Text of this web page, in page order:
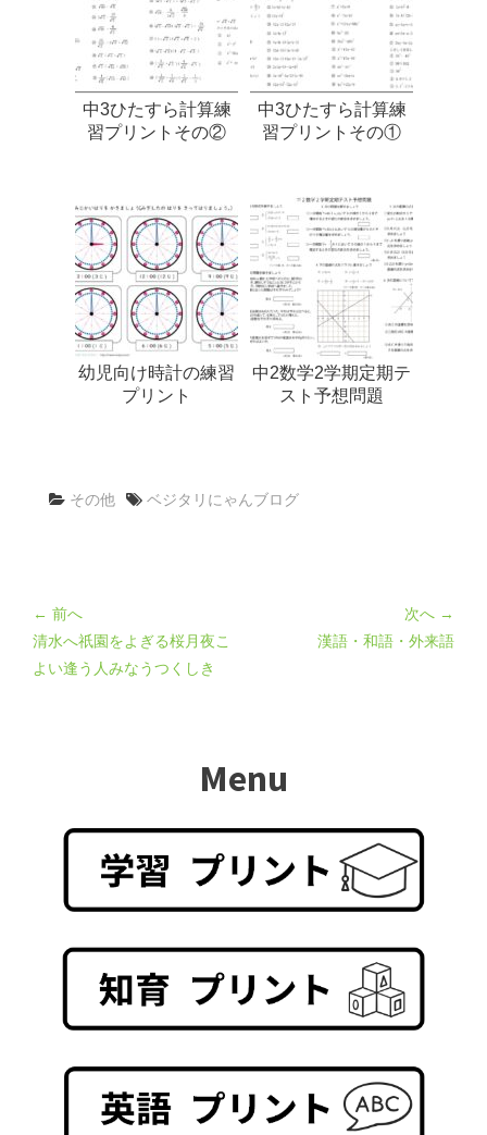
中3ひたすら計算練
習プリントその②
中3ひたすら計算練
習プリントその①
幼児向け時計の練習
プリント
中2数学2学期定期テ
スト予想問題
その他 ベジタリにゃんブログ
← 前へ
清水へ祇園をよぎる桜月夜こ
よい逢う人みなうつくしき
次へ →
漢語・和語・外来語
Menu